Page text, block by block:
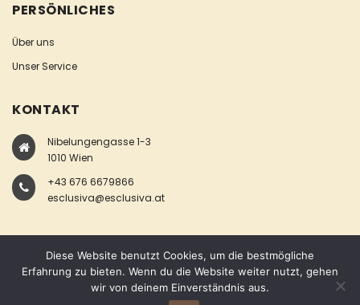
PERSÖNLICHES
Über uns
Unser Service
KONTAKT
Nibelungengasse 1-3
1010 Wien
+43 676 6679866
esclusiva@esclusiva.at
COPYRIGHT © ESCLUSIVA
Diese Website benutzt Cookies, um die bestmögliche
Erfahrung zu bieten. Wenn du die Website weiter nutzt, gehen
wir von deinem Einverständnis aus.